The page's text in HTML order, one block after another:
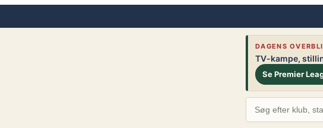
DAGENS
TV-kampe,
Se Premier